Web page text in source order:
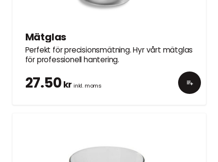
Mätglas
Perfekt för precisionsmätning. Hyr vårt mätglas
för professionell hantering.
27.50 kr inkl. moms